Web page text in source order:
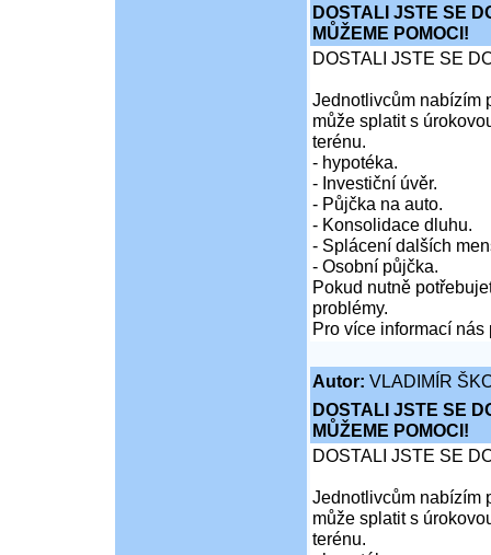
DOSTALI JSTE SE
MŮŽEME POMOCI!
DOSTALI JSTE SE
Jednotlivcům nabízím
může splatit s
terénu.
- hypotéka.
- Investiční úvěr.
- Půjčka na auto.
- Konsolidace dluhu.
- Splácení dalších
- Osobní půjčka.
Pokud nutně
problémy.
Pro více informací nás
Autor: VLADIMÍR
DOSTALI JSTE SE
MŮŽEME POMOCI!
DOSTALI JSTE SE
Jednotlivcům nabízím
může splatit s
terénu.